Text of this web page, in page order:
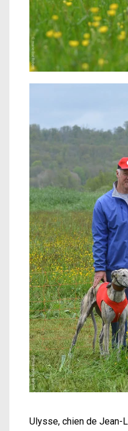
Ulysse, chien de Jean-